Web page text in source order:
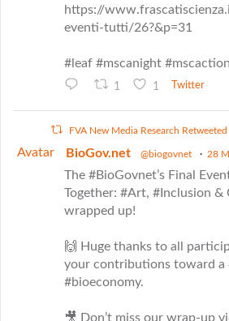
https://
eventi-tutti/26?&p=31
#leaf #mscanight
1 1 Twitter
FVA New Media Research Retweeted
Avatar BioGov.net @biogovnet · 28
The #BioGovnet’s Final
Together: #Art, #Inclusion &
wrapped up!
🙌 Huge thanks to all
your contributions toward a
#bioeconomy.
🎥 Don’t miss our wrap-up